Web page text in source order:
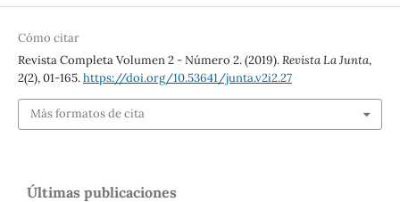
Cómo citar
Revista Completa Volumen 2 - Número 2. (2019).Revista La Junta,
2(2), 01-165.https://doi.org/10.53641/junta.v2i2.27
Más formatos de cita
Últimas publicaciones